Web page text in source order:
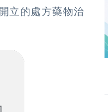
立的處方藥物治